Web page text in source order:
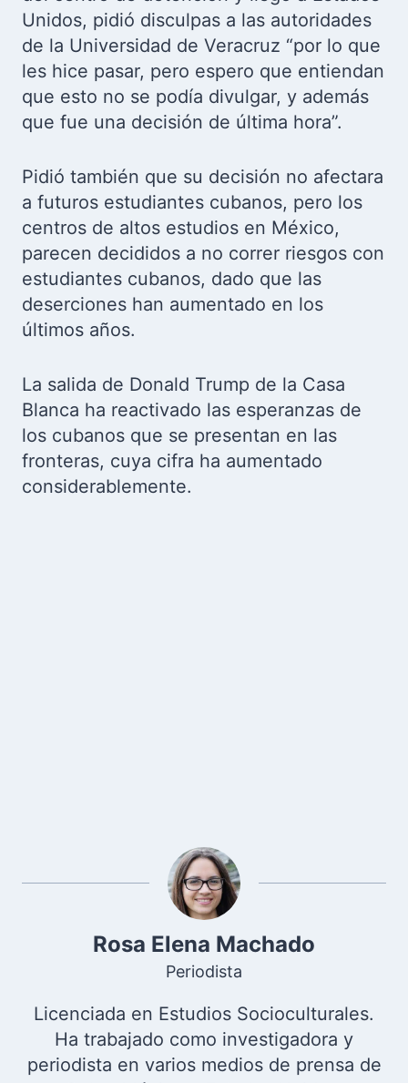
Unidos, pidió disculpas a las autoridades
de la Universidad de Veracruz “por lo que
les hice pasar, pero espero que entiendan
que esto no se podía divulgar, y además
que fue una decisión de última hora”.
Pidió también que su decisión no afectara
a futuros estudiantes cubanos, pero los
centros de altos estudios en México,
parecen decididos a no correr riesgos con
estudiantes cubanos, dado que las
deserciones han aumentado en los
últimos años.
La salida de Donald Trump de la Casa
Blanca ha reactivado las esperanzas de
los cubanos que se presentan en las
fronteras, cuya cifra ha aumentado
considerablemente.
Rosa Elena Machado
Periodista
Licenciada en Estudios Socioculturales.
Ha trabajado como investigadora y
periodista en varios medios de prensa de